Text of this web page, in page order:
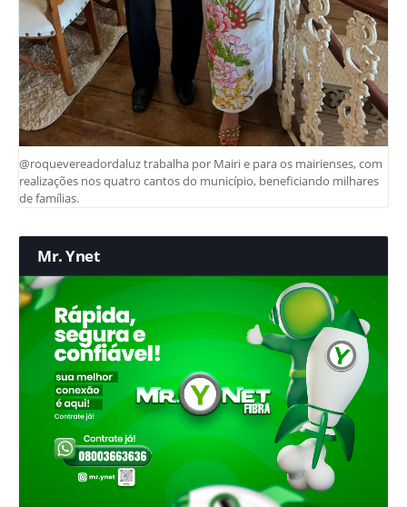
@roquevereadordaluz trabalha por Mairi e para os mairienses, com
realizações nos quatro cantos do município, beneficiando milhares
de famílias.
Mr. Ynet